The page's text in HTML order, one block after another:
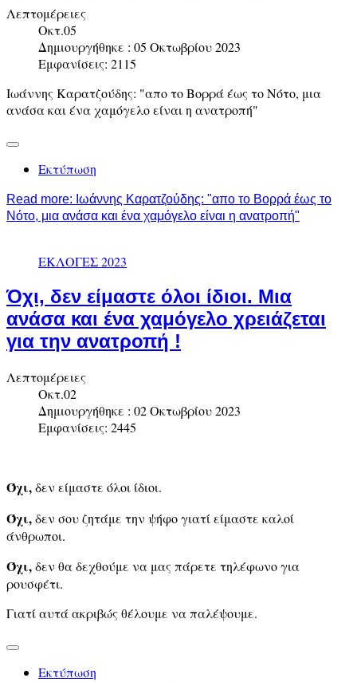
Λεπτομέρειες
Οκτ.05
Δημιουργήθηκε : 05 Οκτωβρίου 2023
Εμφανίσεις: 2115
Ιωάννης Καρατζούδης: "απο το Βορρά έως το Νότο, μια
ανάσα και ένα χαμόγελο είναι η ανατροπή"
Εκτύπωση
Read more: Ιωάννης Καρατζούδης: "απο το Βορρά έως το
Νότο, μια ανάσα και ένα χαμόγελο είναι η ανατροπή"
ΕΚΛΟΓΕΣ 2023
Όχι, δεν είμαστε όλοι ίδιοι. Μια
ανάσα και ένα χαμόγελο χρειάζεται
για την ανατροπή !
Λεπτομέρειες
Οκτ.02
Δημιουργήθηκε : 02 Οκτωβρίου 2023
Εμφανίσεις: 2445
Όχι,δεν είμαστε όλοι ίδιοι.
Όχι,δεν σου ζητάμε την ψήφο γιατί είμαστε καλοί
άνθρωποι.
Όχι,δεν θα δεχθούμε να μας πάρετε τηλέφωνο για
ρουσφέτι.
Γιατί αυτά ακριβώς θέλουμε να παλέψουμε.
Εκτύπωση